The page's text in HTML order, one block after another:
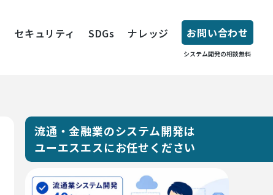
セキュリティ SDGs ナレッジ お問い合わせ
システム開発の相談無料
流通・金融業のシステム開発は
ユーエスエスにお任せください